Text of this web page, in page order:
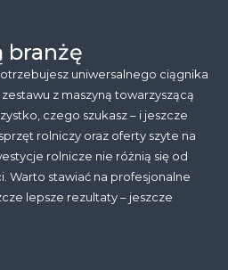
branżę
uniwersalnego ciągnika
z maszyną towarzyszącą
czego szukasz – i jeszcze
rolniczy oraz oferty szyte na
rolnicze nie różnią się od
Warto stawiać na profesjonalne
lepsze rezultaty – jeszcze